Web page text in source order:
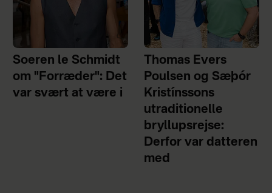
Soeren le Schmidt
om "Forræder": Det
var svært at være i
Thomas Evers
Poulsen og Sæþór
Kristínssons
utraditionelle
bryllupsrejse:
Derfor var datteren
med